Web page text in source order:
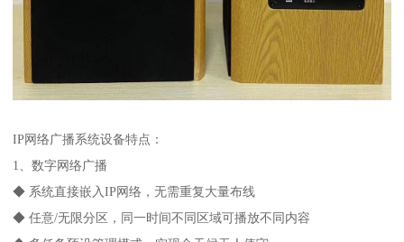
IP网络广播系统设备特点：
1、数字网络广播
◆ 系统直接嵌入IP网络，无需重复大量布线
◆ 任意/无限分区，同一时间不同区域可播放不同内容